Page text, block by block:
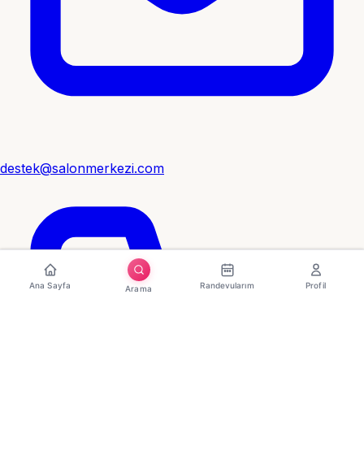
destek@salonmerkezi.com
Ana Sayfa Arama Randevularım Profil